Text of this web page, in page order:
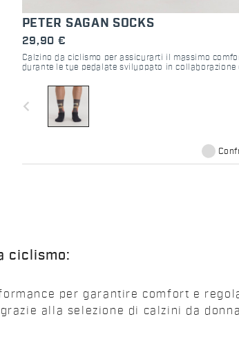
PETER SAGAN SOCKS
29,90 €
Calzino da ciclismo per assicurarti il massimo
durante le tue pedalate sviluppato in collaborazione
navigate_before
ciclismo:
per garantire comfort e
alla selezione di calzini da donna.